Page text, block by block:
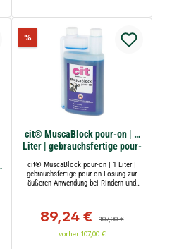
%
cit® MuscaBlock pour-on | 1
Liter | gebrauchsfertige pour-
Bremsen und Stechmücken
cit® MuscaBlock pour-on | 1 Liter |
gebrauchsfertige pour-on-Lösung zur
äußeren Anwendung bei Rindern und
Verkaufspreis:
89,24 €
107,00 €
vorher 107,00 €